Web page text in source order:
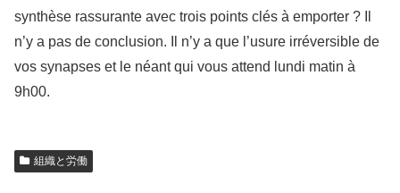
synthèse rassurante avec trois points clés à emporter ? Il
n’y a pas de conclusion. Il n’y a que l’usure irréversible de
vos synapses et le néant qui vous attend lundi matin à
9h00.
組織と労働